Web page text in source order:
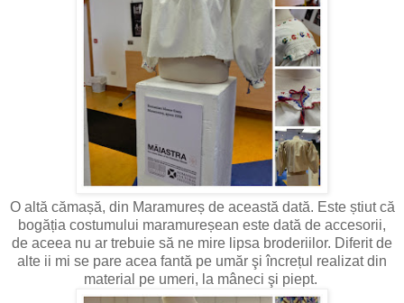
O altă cămașă, din Maramureș de această dată. Este știut că
bogăția costumului maramureșean este dată de accesorii,
de aceea nu ar trebuie să ne mire lipsa broderiilor. Diferit de
alte ii mi se pare acea fantă pe umăr şi încrețul realizat din
material pe umeri, la mâneci şi piept.